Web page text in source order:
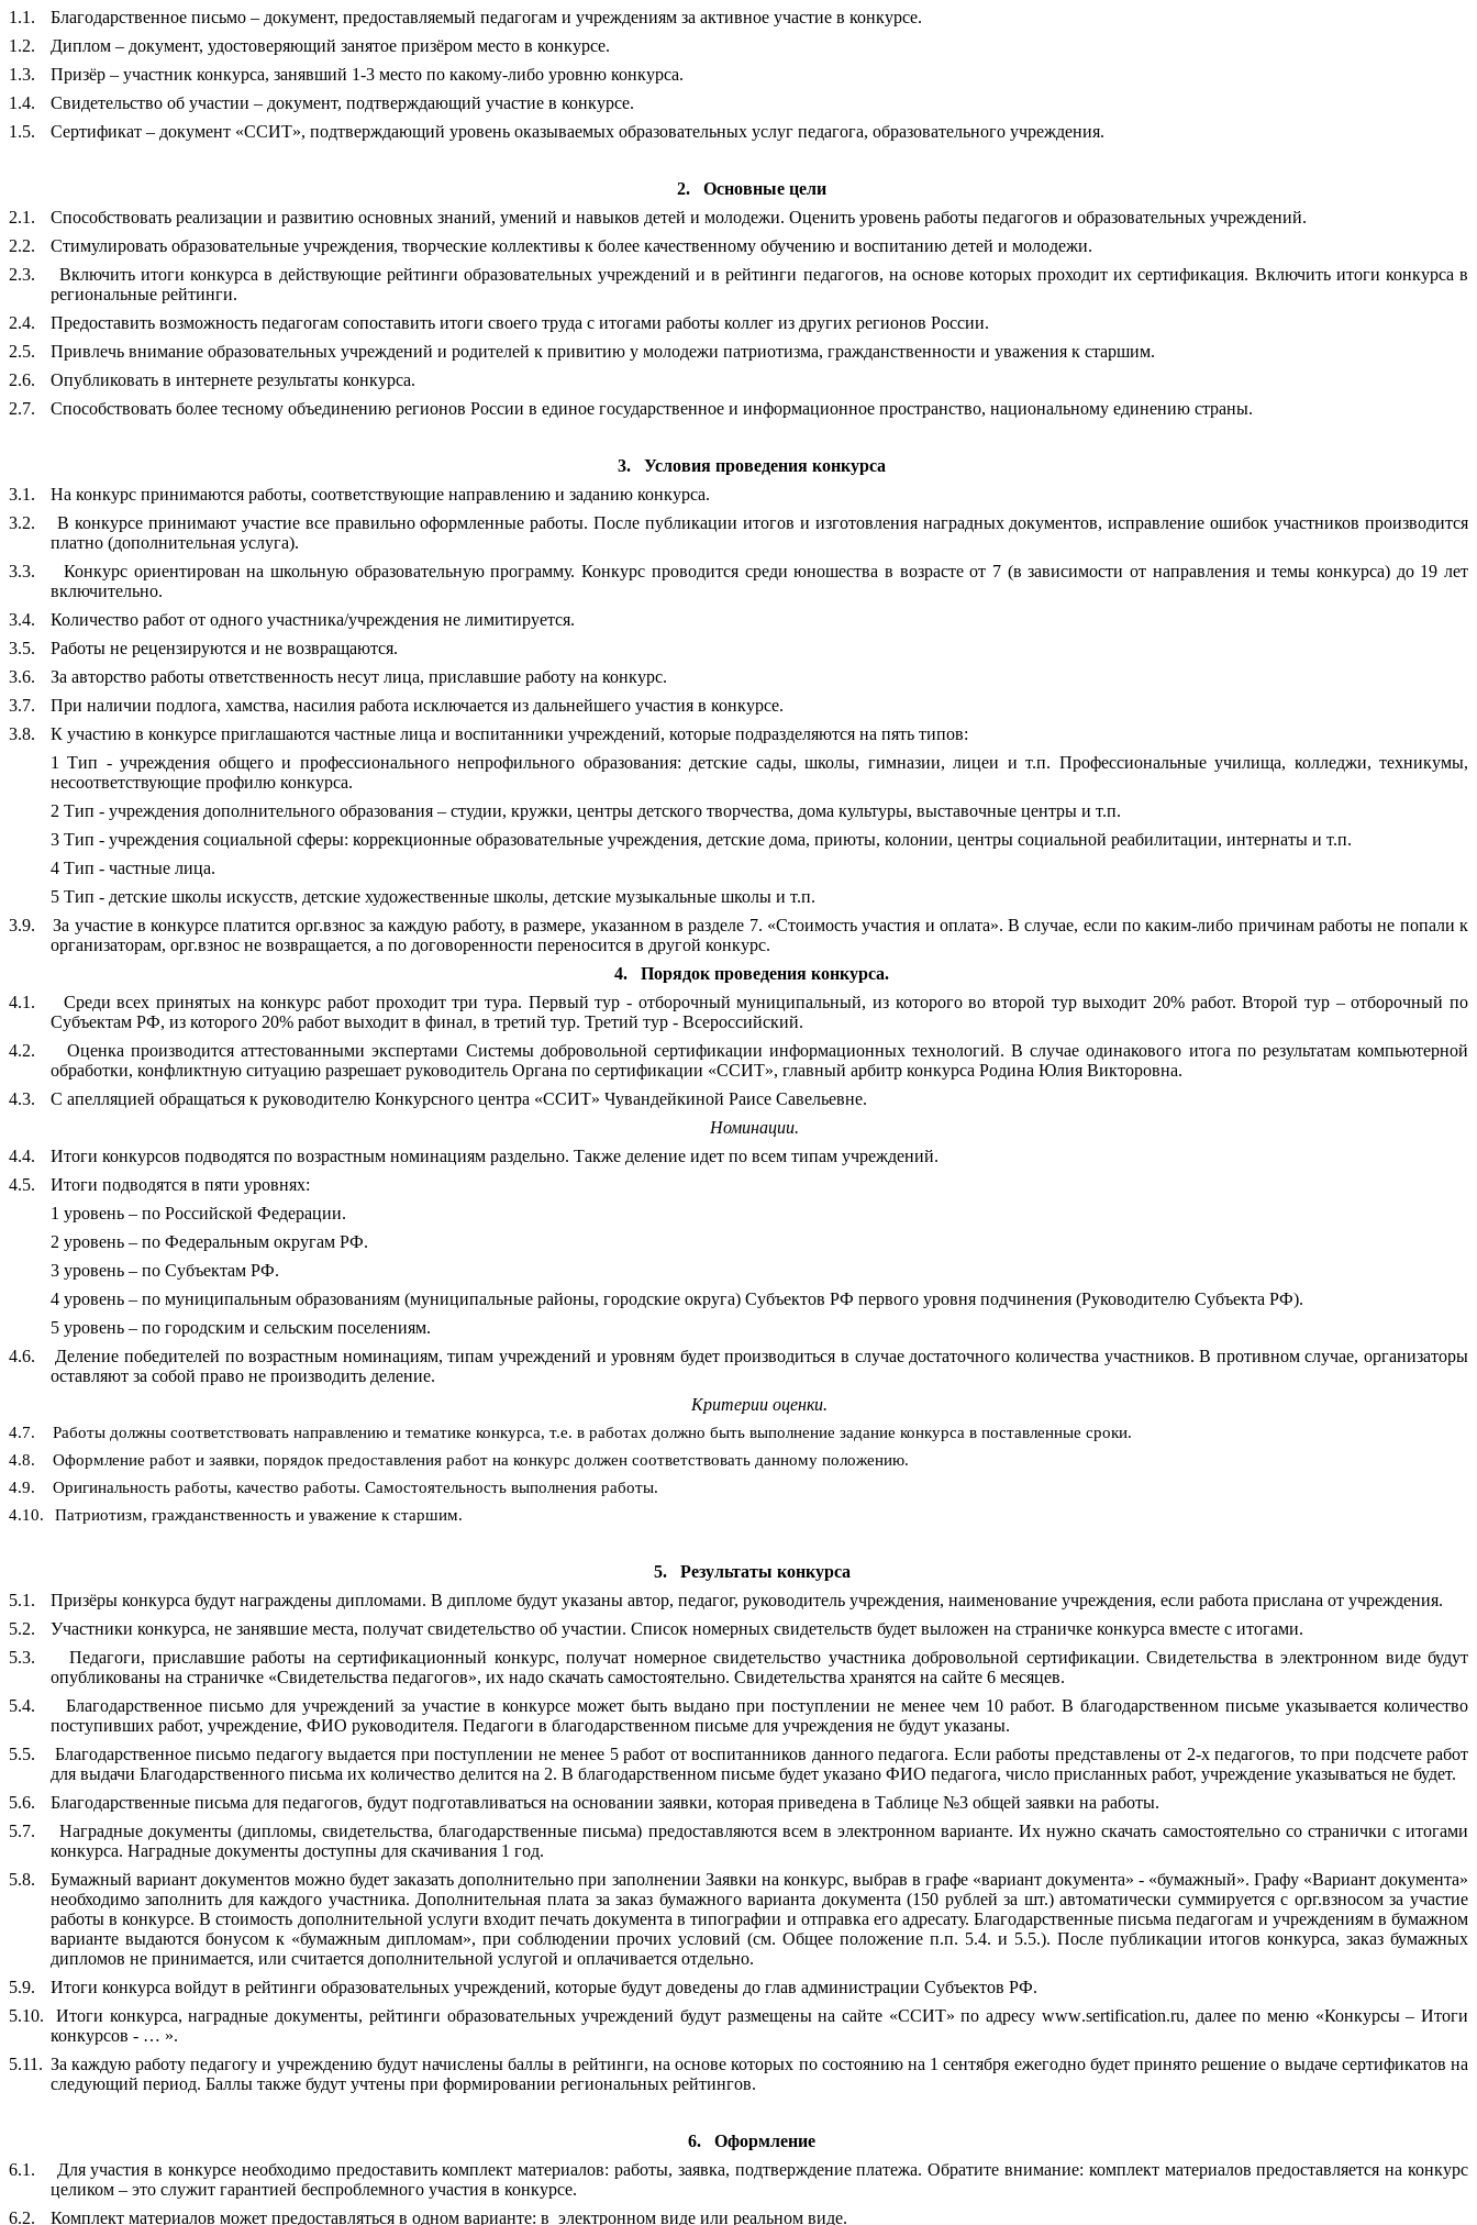
1.1.
Благодарственное письмо – документ, предоставляемый педагогам и учреждениям за активное участие в конкурсе.
1.2.
Диплом – документ, удостоверяющий занятое призёром место в конкурсе.
1.3.
Призёр – участник конкурса, занявший 1-3 место по какому-либо уровню конкурса.
1.4.
Свидетельство об участии – документ, подтверждающий участие в конкурсе.
1.5.
Сертификат – документ «ССИТ», подтверждающий уровень оказываемых образовательных услуг педагога, образовательного учреждения.
2.
Основные цели
2.1.
Способствовать реализации и развитию основных знаний, умений и навыков детей и молодежи. Оценить уровень работы педагогов и образовательных учреждений.
2.2.
Стимулировать образовательные учреждения, творческие коллективы к более качественному обучению и воспитанию детей и молодежи.
2.3.
Включить итоги конкурса в действующие рейтинги образовательных учреждений и в рейтинги педагогов, на основе которых проходит их сертификация. Включить итоги конкурса в
региональные рейтинги.
2.4.
Предоставить возможность педагогам сопоставить итоги своего труда с итогами работы коллег из других регионов России.
2.5.
Привлечь внимание образовательных учреждений и родителей к привитию у молодежи патриотизма, гражданственности и уважения к старшим.
2.6.
Опубликовать в интернете результаты конкурса.
2.7.
Способствовать более тесному объединению регионов России в единое государственное и информационное пространство, национальному единению страны.
3.
Условия проведения конкурса
3.1.
На конкурс принимаются работы, соответствующие направлению и заданию конкурса.
3.2.
В конкурсе принимают участие все правильно оформленные работы. После публикации итогов и изготовления наградных документов, исправление ошибок участников производится
платно (дополнительная услуга).
3.3.
Конкурс ориентирован на школьную образовательную программу. Конкурс проводится среди юношества в возрасте от 7 (в зависимости от направления и темы конкурса) до 19 лет
включительно.
3.4.
Количество работ от одного участника/учреждения не лимитируется.
3.5.
Работы не рецензируются и не возвращаются.
3.6.
За авторство работы ответственность несут лица, приславшие работу на конкурс.
3.7.
При наличии подлога, хамства, насилия работа исключается из дальнейшего участия в конкурсе.
3.8.
К участию в конкурсе приглашаются частные лица и воспитанники учреждений, которые подразделяются на пять типов:
1 Тип - учреждения общего и профессионального непрофильного образования: детские сады, школы, гимназии, лицеи и т.п. Профессиональные училища, колледжи, техникумы,
несоответствующие профилю конкурса.
2 Тип - учреждения дополнительного образования – студии, кружки, центры детского творчества, дома культуры, выставочные центры и т.п.
3 Тип - учреждения социальной сферы: коррекционные образовательные учреждения, детские дома, приюты, колонии, центры социальной реабилитации, интернаты и т.п.
4 Тип - частные лица.
5 Тип - детские школы искусств, детские художественные школы, детские музыкальные школы и т.п.
3.9.
За участие в конкурсе платится орг.взнос за каждую работу, в размере, указанном в разделе 7. «Стоимость участия и оплата». В случае, если по каким-либо причинам работы не попали к
организаторам, орг.взнос не возвращается, а по договоренности переносится в другой конкурс.
4.
Порядок проведения конкурса.
4.1.
Среди всех принятых на конкурс работ проходит три тура. Первый тур - отборочный муниципальный, из которого во второй тур выходит 20% работ. Второй тур – отборочный по
Субъектам РФ, из которого 20% работ выходит в финал, в третий тур. Третий тур - Всероссийский.
4.2.
Оценка производится аттестованными экспертами Системы добровольной сертификации информационных технологий. В случае одинакового итога по результатам компьютерной
обработки, конфликтную ситуацию разрешает руководитель Органа по сертификации «ССИТ», главный арбитр конкурса Родина Юлия Викторовна.
4.3.
С апелляцией обращаться к руководителю Конкурсного центра «ССИТ» Чувандейкиной Раисе Савельевне.
Номинации.
4.4.
Итоги конкурсов подводятся по возрастным номинациям раздельно. Также деление идет по всем типам учреждений.
4.5.
Итоги подводятся в пяти уровнях:
1 уровень – по Российской Федерации.
2 уровень – по Федеральным округам РФ.
3 уровень – по Субъектам РФ.
4 уровень – по муниципальным образованиям (муниципальные районы, городские округа) Субъектов РФ первого уровня подчинения (Руководителю Субъекта РФ).
5 уровень – по городским и сельским поселениям.
4.6.
Деление победителей по возрастным номинациям, типам учреждений и уровням будет производиться в случае достаточного количества участников. В противном случае, организаторы
оставляют за собой право не производить деление.
Критерии оценки.
4.7.
Работы должны соответствовать направлению и тематике конкурса, т.е. в работах должно быть выполнение задание конкурса в поставленные сроки.
4.8.
Оформление работ и заявки, порядок предоставления работ на конкурс должен соответствовать данному положению.
4.9.
Оригинальность работы, качество работы. Самостоятельность выполнения работы.
4.10.
Патриотизм, гражданственность и уважение к старшим.
5.
Результаты конкурса
5.1.
Призёры конкурса будут награждены дипломами. В дипломе будут указаны автор, педагог, руководитель учреждения, наименование учреждения, если работа прислана от учреждения.
5.2.
Участники конкурса, не занявшие места, получат свидетельство об участии. Список номерных свидетельств будет выложен на страничке конкурса вместе с итогами.
5.3.
Педагоги, приславшие работы на сертификационный конкурс, получат номерное свидетельство участника добровольной сертификации. Свидетельства в электронном виде будут
опубликованы на страничке «Свидетельства педагогов», их надо скачать самостоятельно. Свидетельства хранятся на сайте 6 месяцев.
5.4.
Благодарственное письмо для учреждений за участие в конкурсе может быть выдано при поступлении не менее чем 10 работ. В благодарственном письме указывается количество
поступивших работ, учреждение, ФИО руководителя. Педагоги в благодарственном письме для учреждения не будут указаны.
5.5.
Благодарственное письмо педагогу выдается при поступлении не менее 5 работ от воспитанников данного педагога. Если работы представлены от 2-х педагогов, то при подсчете работ
для выдачи Благодарственного письма их количество делится на 2. В благодарственном письме будет указано ФИО педагога, число присланных работ, учреждение указываться не будет.
5.6.
Благодарственные письма для педагогов, будут подготавливаться на основании заявки, которая приведена в Таблице №3 общей заявки на работы.
5.7.
Наградные документы (дипломы, свидетельства, благодарственные письма) предоставляются всем в электронном варианте. Их нужно скачать самостоятельно со странички с итогами
конкурса. Наградные документы доступны для скачивания 1 год.
5.8.
Бумажный вариант документов можно будет заказать дополнительно при заполнении Заявки на конкурс, выбрав в графе «вариант документа» - «бумажный». Графу «Вариант документа»
необходимо заполнить для каждого участника. Дополнительная плата за заказ бумажного варианта документа (150 рублей за шт.) автоматически суммируется с орг.взносом за участие
работы в конкурсе. В стоимость дополнительной услуги входит печать документа в типографии и отправка его адресату. Благодарственные письма педагогам и учреждениям в бумажном
варианте выдаются бонусом к «бумажным дипломам», при соблюдении прочих условий (см. Общее положение п.п. 5.4. и 5.5.). После публикации итогов конкурса, заказ бумажных
дипломов не принимается, или считается дополнительной услугой и оплачивается отдельно.
5.9.
Итоги конкурса войдут в рейтинги образовательных учреждений, которые будут доведены до глав администрации Субъектов РФ.
5.10.
Итоги конкурса, наградные документы, рейтинги образовательных учреждений будут размещены на сайте «ССИТ» по адресу www.sertification.ru, далее по меню «Конкурсы – Итоги
конкурсов - … ».
5.11. За каждую работу педагогу и учреждению будут начислены баллы в рейтинги, на основе которых по состоянию на 1 сентября ежегодно будет принято решение о выдаче сертификатов на
следующий период. Баллы также будут учтены при формировании региональных рейтингов.
6.
Оформление
6.1.
Для участия в конкурсе необходимо предоставить комплект материалов: работы, заявка, подтверждение платежа. Обратите внимание: комплект материалов предоставляется на конкурс
целиком – это служит гарантией беспроблемного участия в конкурсе.
6.2.
Комплект материалов может предоставляться в одном варианте: в электронном виде или реальном виде.